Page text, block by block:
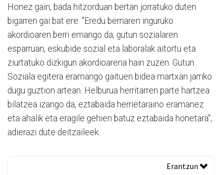
Honez gain, bada hitzorduan bertan jorratuko duten
bigarren gai bat ere. "Eredu berriaren inguruko
akordioaren berri emango da, gutun sozialaren
esparruan, eskubide sozial eta laboralak aitortu eta
ziurtatuko dizkigun akordioarena hain zuzen. Gutun
Soziala egitera eramango gaituen bidea martxan jarriko
dugu guztion artean. Helburua herritarren parte hartzea
bilatzea izango da, eztabaida herrietaraino eramanez
eta ahalik eta eragile gehien batuz eztabaida honetara",
adierazi dute deitzaileek.
Erantzun